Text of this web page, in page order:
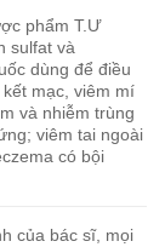
phẩm T.Ư
sulfat và
dùng để điều
mạc, viêm mí
và nhiễm trùng
viêm tai ngoài
có bội
của bác sĩ, mọi